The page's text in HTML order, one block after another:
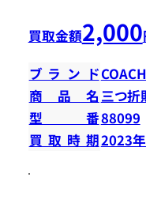
買取金額2,000
ブランドCOACH
商品名 三つ折
型番88099
買取時期2023